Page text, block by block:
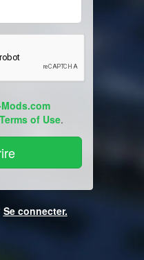
Terms of Use.
Se connecter.